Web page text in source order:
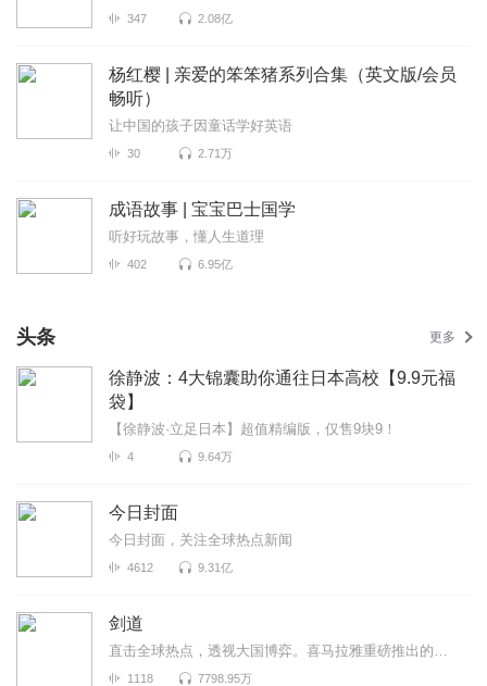
347 2.08亿
杨红樱 | 亲爱的笨笨猪系列合集（英文版/会员
畅听）
让中国的孩子因童话学好英语
30 2.71万
成语故事 | 宝宝巴士国学
听好玩故事，懂人生道理
402 6.95亿
头条 更多
徐静波：4大锦囊助你通往日本高校【9.9元福
袋】
【徐静波·立足日本】超值精编版，仅售9块9！
4 9.64万
今日封面
今日封面，关注全球热点新闻
4612 9.31亿
剑道
直击全球热点，透视大国博弈。喜马拉雅重磅推出的国际热点时评节目，由《环球时报》执行副主编李剑主讲...
1118 7798.95万